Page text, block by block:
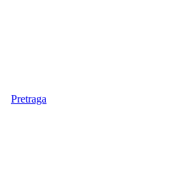
Pretraga